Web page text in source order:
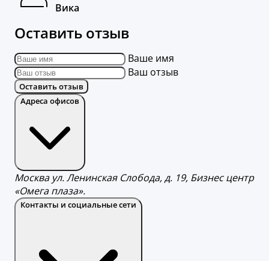
Вика
Оставить отзыв
Ваше имя
Ваш отзыв
Оставить отзыв
Адреса офисов
Москва ул. Ленинская Слобода, д. 19, Бизнес центр
«Омега плаза».
Контакты и социальные сети